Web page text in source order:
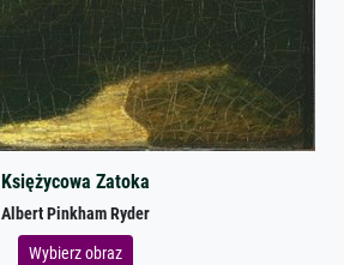
Księżycowa Zatoka
Albert Pinkham Ryder
Wybierz obraz